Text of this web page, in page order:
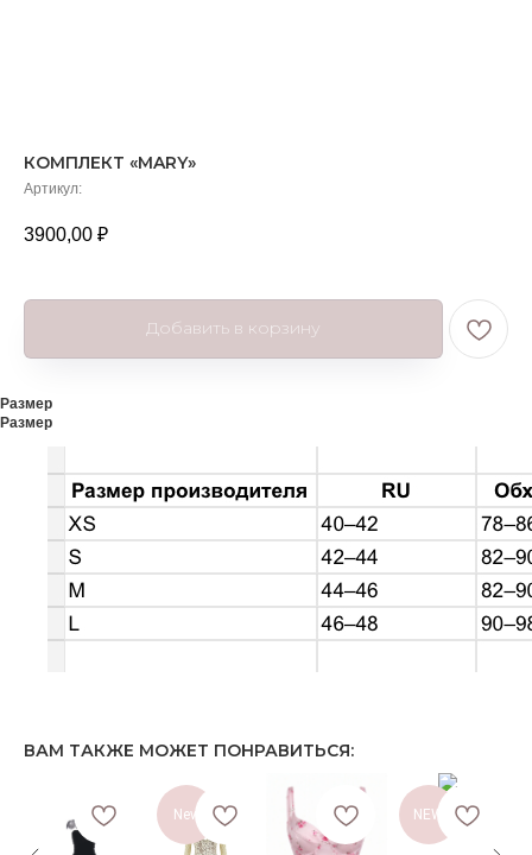
КОМПЛЕКТ «MARY»
Артикул:
3900,00 ₽
Добавить в корзину
Размер
Размер
ВАМ ТАКЖЕ МОЖЕТ ПОНРАВИТЬСЯ:
New NEW